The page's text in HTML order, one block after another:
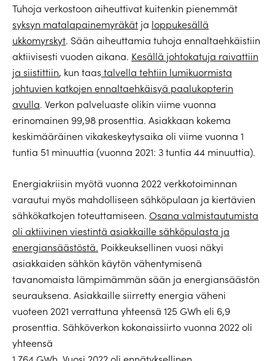
Tuhoja verkostoon aiheuttivat kuitenkin pienemmät
syksyn matalapainemyräkät ja loppukesällä
ukkomyrskyt. Sään aiheuttamia tuhoja ennaltaehkäistiin
aktiivisesti vuoden aikana. Kesällä johtokatuja raivattiin
ja siistittiin, kun taas talvella tehtiin lumikuormista
johtuvien katkojen ennaltaehkäisyä paalukopterin
avulla. Verkon palveluaste olikin viime vuonna
erinomainen 99,98 prosenttia. Asiakkaan kokema
keskimääräinen vikakeskeytysaika oli viime vuonna 1
tuntia 51 minuuttia (vuonna 2021: 3 tuntia 44 minuuttia).
Energiakriisin myötä vuonna 2022 verkkotoiminnan
varautui myös mahdolliseen sähköpulaan ja kiertävien
sähkökatkojen toteuttamiseen. Osana valmistautumista
oli aktiivinen viestintä asiakkaille sähköpulasta ja
energiansäästöstä. Poikkeuksellinen vuosi näkyi
asiakkaiden sähkön käytön vähentymisenä
tavanomaista lämpimämmän sään ja energiansäästön
seurauksena. Asiakkaille siirretty energia väheni
vuoteen 2021 verrattuna yhteensä 125 GWh eli 6,9
prosenttia. Sähköverkon kokonaissiirto vuonna 2022 oli
yhteensä